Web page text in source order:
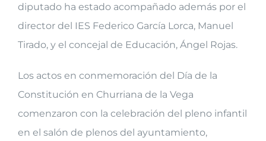
diputado ha estado acompañado además por el
director del IES Federico García Lorca, Manuel
Tirado, y el concejal de Educación, Ángel Rojas.
Los actos en conmemoración del Día de la
Constitución en Churriana de la Vega
comenzaron con la celebración del pleno infantil
en el salón de plenos del ayuntamiento,